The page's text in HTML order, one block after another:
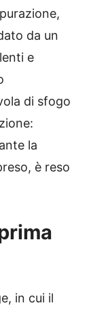
da un
e
di sfogo
la
è reso
in cui il